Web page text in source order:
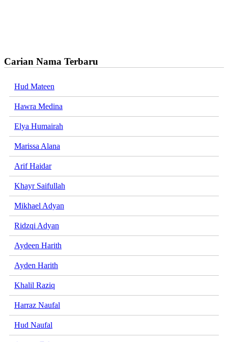
Carian Nama Terbaru
Hud Mateen
Hawra Medina
Elya Humairah
Marissa Alana
Arif Haidar
Khayr Saifullah
Mikhael Adyan
Ridzqi Adyan
Aydeen Harith
Ayden Harith
Khalil Raziq
Harraz Naufal
Hud Naufal